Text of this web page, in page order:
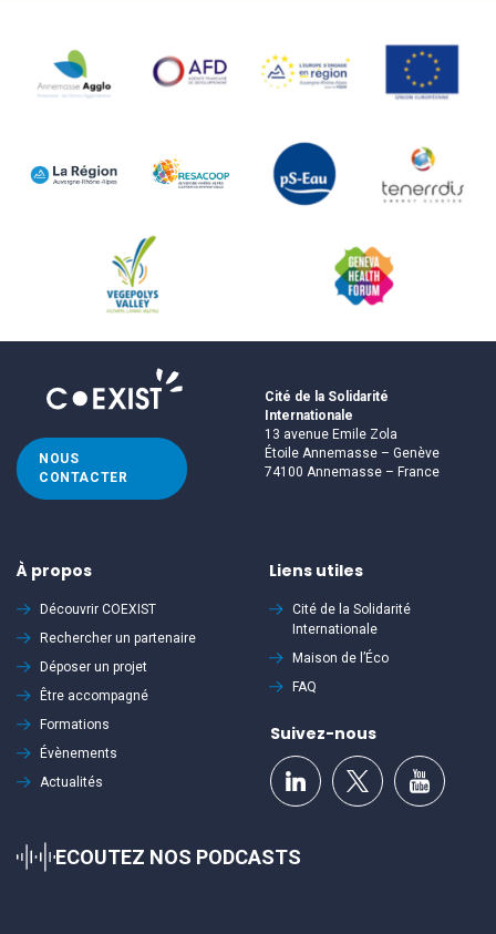
NOUS
CONTACTER
Cité de la Solidarité
Internationale
13 avenue Emile Zola
Étoile Annemasse – Genève
74100 Annemasse – France
À propos
Découvrir COEXIST
Rechercher un partenaire
Déposer un projet
Être accompagné
Formations
Évènements
Actualités
Liens utiles
Cité de la Solidarité
Internationale
Maison de l’Éco
FAQ
Suivez-nous
ECOUTEZ NOS PODCASTS